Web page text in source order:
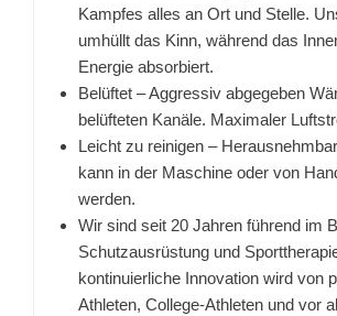
Kampfes alles an Ort und Stelle.
umhüllt das Kinn, während das
Energie absorbiert.
Belüftet – Aggressiv abgegeben
belüfteten Kanäle. Maximaler
Leicht zu reinigen –
kann in der Maschine oder von
werden.
Wir sind seit 20 Jahren führend im
Schutzausrüstung und
kontinuierliche Innovation wird von
Athleten, College-Athleten und vor